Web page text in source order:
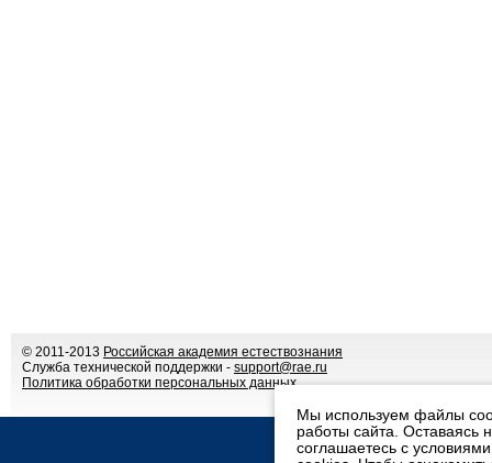
© 2011-2013 Российская академия естествознания
Служба технической поддержки - support@rae.ru
Политика обработки персональных данных
Мы используем файлы
работы сайта. Оставаясь
соглашаетесь с